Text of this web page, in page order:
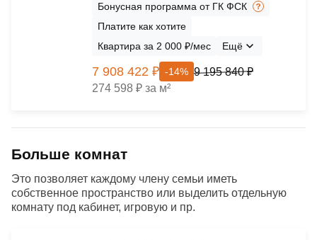
Бонусная программа от ГК ФСК
Платите как хотите
Квартира за 2 000 ₽/мес
Ещё
7 908 422 ₽ -14% 9 195 840 ₽
274 598 ₽ за м²
Больше комнат
Это позволяет каждому члену семьи иметь
собственное пространство или выделить отдельную
комнату под кабинет, игровую и пр.